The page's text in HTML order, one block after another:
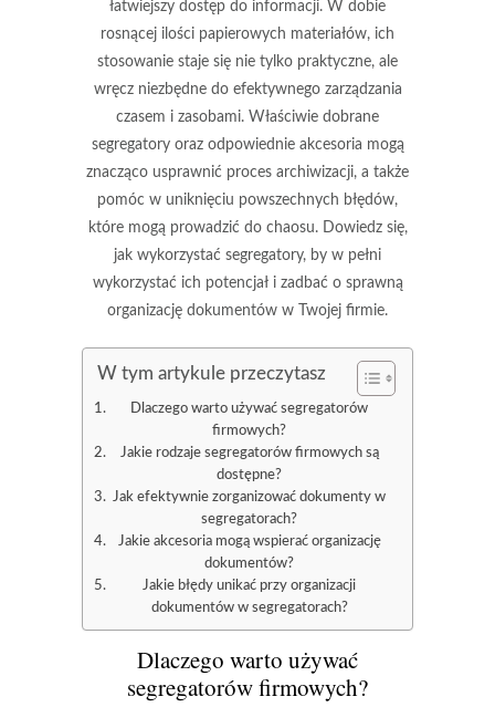
łatwiejszy dostęp do informacji. W dobie
rosnącej ilości papierowych materiałów, ich
stosowanie staje się nie tylko praktyczne, ale
wręcz niezbędne do efektywnego zarządzania
czasem i zasobami. Właściwie dobrane
segregatory oraz odpowiednie akcesoria mogą
znacząco usprawnić proces archiwizacji, a także
pomóc w uniknięciu powszechnych błędów,
które mogą prowadzić do chaosu. Dowiedz się,
jak wykorzystać segregatory, by w pełni
wykorzystać ich potencjał i zadbać o sprawną
organizację dokumentów w Twojej firmie.
W tym artykule przeczytasz
Dlaczego warto używać segregatorów
firmowych?
Jakie rodzaje segregatorów firmowych są
dostępne?
Jak efektywnie zorganizować dokumenty w
segregatorach?
Jakie akcesoria mogą wspierać organizację
dokumentów?
Jakie błędy unikać przy organizacji
dokumentów w segregatorach?
Dlaczego warto używać
segregatorów firmowych?